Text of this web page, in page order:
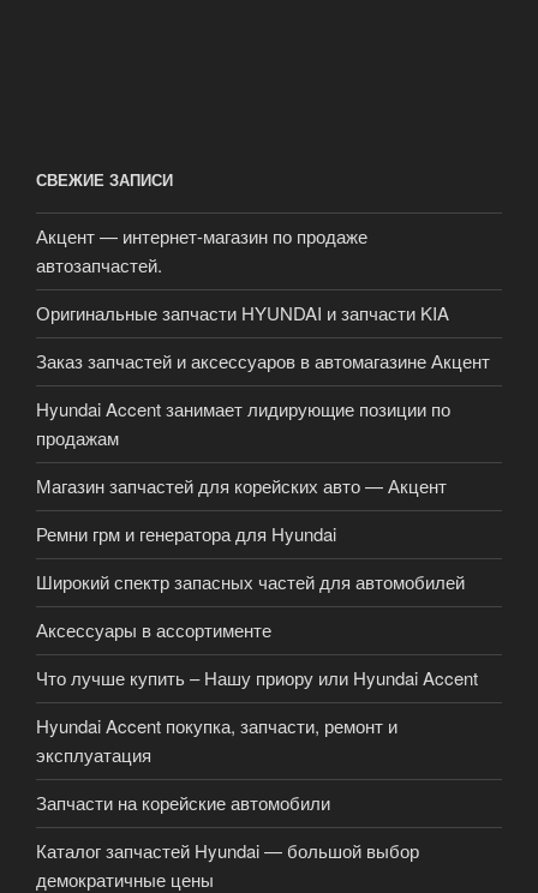
СВЕЖИЕ ЗАПИСИ
Акцент — интернет-магазин по продаже
автозапчастей.
Оригинальные запчасти HYUNDAI и запчасти KIA
Заказ запчастей и аксессуаров в автомагазине Акцент
Hyundai Accent занимает лидирующие позиции по
продажам
Магазин запчастей для корейских авто — Акцент
Ремни грм и генератора для Hyundai
Широкий спектр запасных частей для автомобилей
Аксессуары в ассортименте
Что лучше купить – Нашу приору или Hyundai Accent
Hyundai Accent покупка, запчасти, ремонт и
эксплуатация
Запчасти на корейские автомобили
Каталог запчастей Hyundai — большой выбор
демократичные цены